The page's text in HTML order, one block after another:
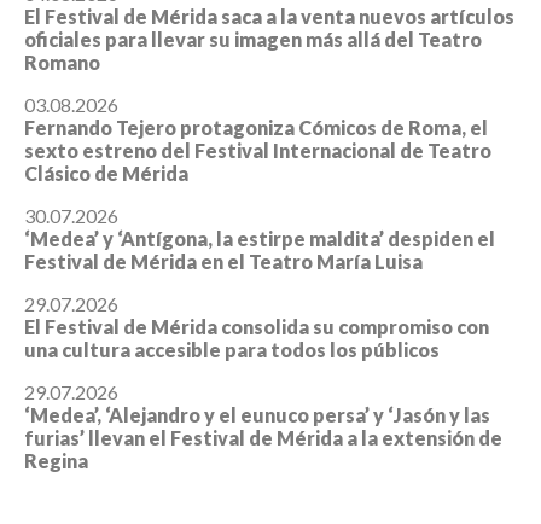
El Festival de Mérida saca a la venta nuevos artículos
oficiales para llevar su imagen más allá del Teatro
Romano
03.08.2026
Fernando Tejero protagoniza Cómicos de Roma, el
sexto estreno del Festival Internacional de Teatro
Clásico de Mérida
30.07.2026
‘Medea’ y ‘Antígona, la estirpe maldita’ despiden el
Festival de Mérida en el Teatro María Luisa
29.07.2026
El Festival de Mérida consolida su compromiso con
una cultura accesible para todos los públicos
29.07.2026
‘Medea’, ‘Alejandro y el eunuco persa’ y ‘Jasón y las
furias’ llevan el Festival de Mérida a la extensión de
Regina